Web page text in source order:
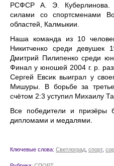
РСФСР А. Э. Куберлинова.
силами со спортсменами
областей, Калмыкии.
Наша команда из 10
Никитченко среди девушек
Дмитрий Пилипенко среди
Финал у юношей 2004 г. р.
Сергей Евсик выиграл у
Мишуры. В борьбе за
счётом 2:3 уступил Михаилу
Все победители и призёры
дипломами и медалями.
Ключевые слова: Светлоград спорт,